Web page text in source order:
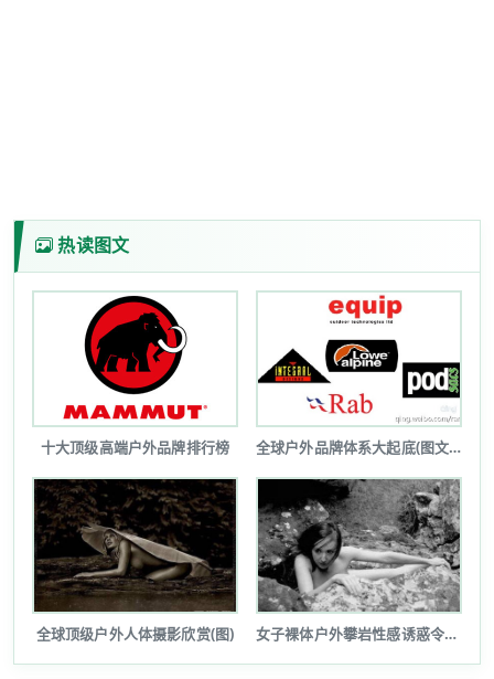
热读图文
十大顶级高端户外品牌排行榜 全球户外品牌体系大起底(图文详解)
全球顶级户外人体摄影欣赏(图) 女子裸体户外攀岩性感诱惑令人瞠目(图...